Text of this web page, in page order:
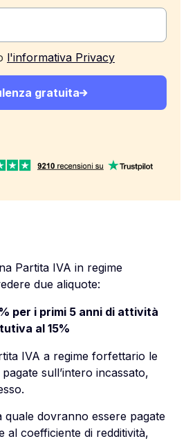
l'informativa Privacy
gratuita
Partita IVA in regime
due aliquote:
per i primi 5 anni di attività
al 15%
IVA a regime forfettario le
sull’intero incassato,
quale dovranno essere pagate
al coefficiente di redditività,